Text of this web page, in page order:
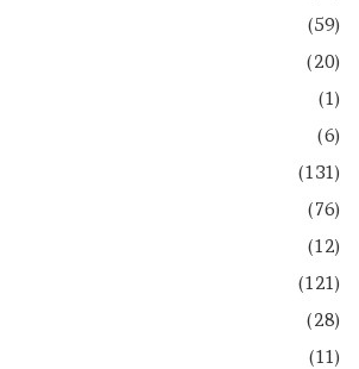
(59)
(20)
(1)
(6)
(131)
(76)
(12)
(121)
(28)
(11)